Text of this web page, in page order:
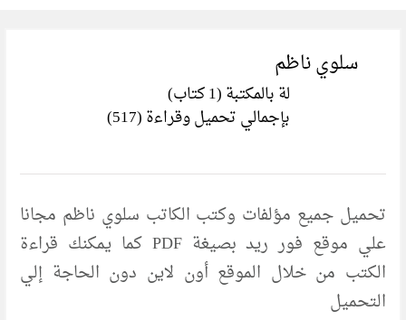
سلوي ناظم
لة بالمكتبة (1 كتاب)
بإجمالي تحميل وقراءة (517)
تحميل جميع مؤلفات وكتب الكاتب سلوي ناظم مجانا
علي موقع فور ريد بصيغة PDF كما يمكنك قراءة
الكتب من خلال الموقع أون لاين دون الحاجة إلي
التحميل